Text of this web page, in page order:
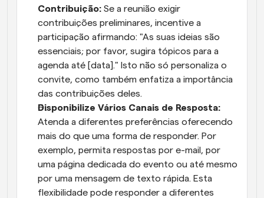
Contribuição: Se a reunião exigir
contribuições preliminares, incentive a
participação afirmando: "As suas ideias são
essenciais; por favor, sugira tópicos para a
agenda até [data]." Isto não só personaliza o
convite, como também enfatiza a importância
das contribuições deles.
Disponibilize Vários Canais de Resposta:
Atenda a diferentes preferências oferecendo
mais do que uma forma de responder. Por
exemplo, permita respostas por e-mail, por
uma página dedicada do evento ou até mesmo
por uma mensagem de texto rápida. Esta
flexibilidade pode responder a diferentes